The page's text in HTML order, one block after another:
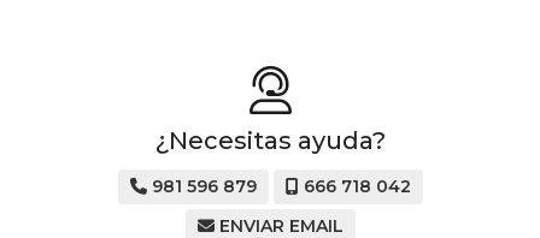
¿Necesitas ayuda?
981 596 879
666 718 042
ENVIAR EMAIL